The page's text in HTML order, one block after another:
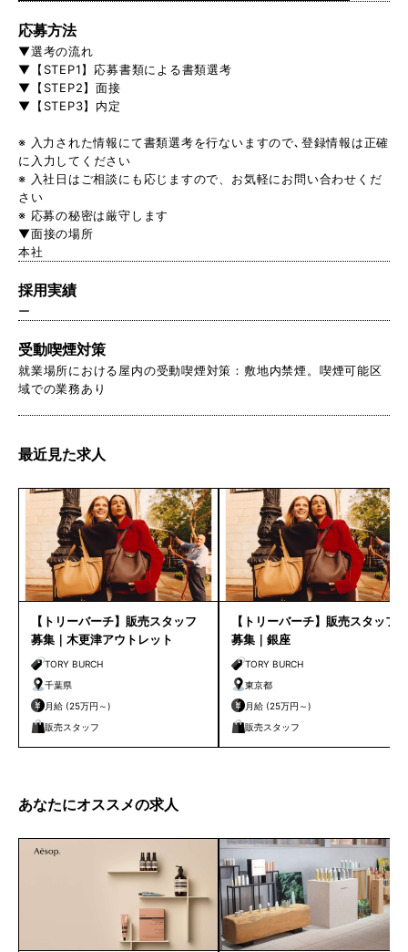
応募方法
▼選考の流れ
▼【STEP1】応募書類による書類選考
▼【STEP2】面接
▼【STEP3】内定
※ 入力された情報にて書類選考を行ないますので､登録情報は正確
に入力してください
※ 入社日はご相談にも応じますので、お気軽にお問い合わせくだ
さい
※ 応募の秘密は厳守します
▼面接の場所
本社
採用実績
ー
受動喫煙対策
就業場所における屋内の受動喫煙対策：敷地内禁煙。喫煙可能区
域での業務あり
最近見た求人
【トリーバーチ】販売スタッフ
募集｜木更津アウトレット
TORY BURCH
千葉県
月給 (25万円～)
販売スタッフ
【トリーバーチ】販売スタッフ
募集｜銀座
TORY BURCH
東京都
月給 (25万円～)
販売スタッフ
あなたにオススメの求人